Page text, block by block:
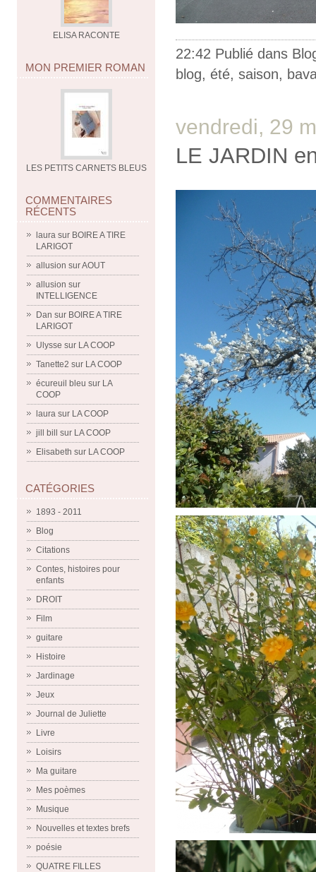
ELISA RACONTE
MON PREMIER ROMAN
LES PETITS CARNETS BLEUS
COMMENTAIRES
RÉCENTS
laura sur BOIRE A TIRE
LARIGOT
allusion surAOUT
allusion sur
INTELLIGENCE
Dan sur BOIRE A TIRE
LARIGOT
Ulysse sur LA COOP
Tanette2 sur LA COOP
écureuil bleu sur LA
COOP
laura sur LA COOP
jill bill
sur LA COOP
Elisabeth sur LA COOP
CATÉGORIES
1893 - 2011
Blog
Citations
Contes, histoires pour
enfants
DROIT
Film
guitare
Histoire
Jardinage
Jeux
Journal de Juliette
Livre
Loisirs
Ma guitare
Mes poèmes
Musique
Nouvelles et textes brefs
poésie
QUATRE FILLES
22:42 Publié dans
blog, été, saison,
vendredi, 29
LE JARDIN